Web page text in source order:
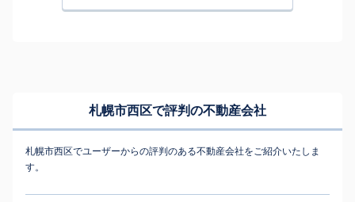
札幌市西区で評判の不動産会社
札幌市西区でユーザーからの評判のある不動産会社をご紹介いたしま
す。